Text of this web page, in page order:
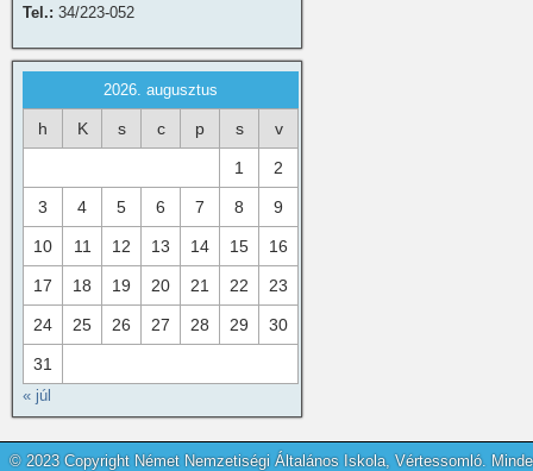
Tel.: 34/223-052
2026. augusztus
h K s c p s v
1 2
3 4 5 6 7 8 9
10 11 12 13 14 15 16
17 18 19 20 21 22 23
24 25 26 27 28 29 30
31
« júl
© 2023 Copyright Német Nemzetiségi Általános Iskola, Vértessomló.